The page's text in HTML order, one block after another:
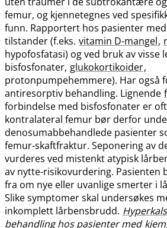
femur, og kjennetegnes ved
funn. Rapportert hos pasienter
tilstander (f.eks. vitamin D-mangel,
hypofosfatasi) og ved bruk av visse
bisfosfonater, glukokortikoider,
protonpumpehemmere). Har også
antiresorptiv behandling. Lignende
forbindelse med bisfosfonater er
kontralateral femur bør derfor
denosumabbehandlede pasienter
femur-skaftfraktur. Seponering av
vurderes ved mistenkt atypisk
av nytte-risikovurdering. Pasienten
fra om nye eller uvanlige smerter i
Slike symptomer skal undersøkes
inkomplett lårbensbrudd.
behandling hos pasienter med